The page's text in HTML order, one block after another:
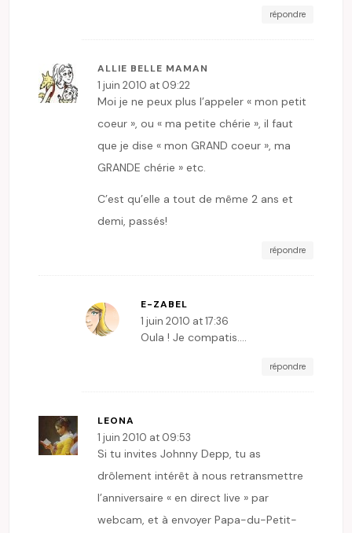
répondre
ALLIE BELLE MAMAN
1 juin 2010 at 09:22
Moi je ne peux plus l’appeler « mon petit
coeur », ou « ma petite chérie », il faut
que je dise « mon GRAND coeur », ma
GRANDE chérie » etc.
C’est qu’elle a tout de même 2 ans et
demi, passés!
répondre
E-ZABEL
1 juin 2010 at 17:36
Oula ! Je compatis….
répondre
LEONA
1 juin 2010 at 09:53
Si tu invites Johnny Depp, tu as
drôlement intérêt à nous retransmettre
l’anniversaire « en direct live » par
webcam, et à envoyer Papa-du-Petit-